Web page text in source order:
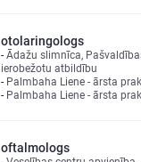
otolaringologs
Ādažu slimnīca,
ierobežotu atbildību
Palmbaha Liene - ārsta
Palmbaha Liene - ārsta
oftalmologs